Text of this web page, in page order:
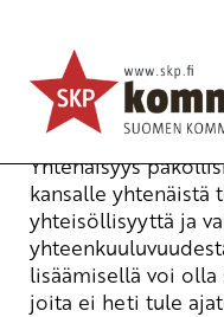
”Pakko”- aineista
Blogi
24.1.2014 - 13:27
Yhtenäisyys
kansalle yhtenäistä
yhteisöllisyyttä ja
lisäämisellä voi olla
joita ei heti tule